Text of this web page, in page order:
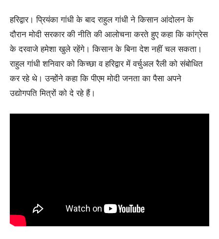
हरिद्वार। प्रियंका गांधी के बाद राहुल गांधी ने किसान आंदोलन के
दौरान मोदी सरकार की नीति की आलोचना करते हुए कहा कि कांग्रेस
के दरवाजे हमेशा खुले रहेंगे। किसान के बिना देश नहीं चल सकता।
राहुल गांधी शनिवार को किच्छा व हरिद्वार में वर्चुअल रैली को संबोधित
कर रहे थे। उन्होंने कहा कि पीएम मोदी जनता का पैसा अपने
उद्योगपति मित्रों को दे रहे हैं।